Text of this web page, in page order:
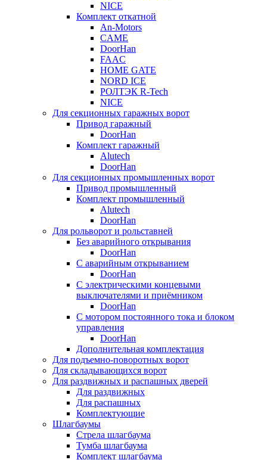
NICE
Комплект откатной
An-Motors
CAME
DoorHan
FAAC
HOME GATE
NORD ICE
РОЛТЭК R-Tech
NICE
Для секционных гаражных ворот
Привод гаражный
DoorHan
Комплект гаражный
Alutech
DoorHan
Для секционных промышленных ворот
Привод промышленный
Комплект промышленный
Alutech
DoorHan
Для рольворот и рольставней
Без аварийного открывания
DoorHan
С аварийным открыванием
DoorHan
С электрическими концевыми
выключателями и приёмником
DoorHan
С мотором постоянного тока и блоком
управления
DoorHan
Дополнительная комплектация
Для подъемно-поворотных ворот
Для складывающихся ворот
Для раздвижных и распашных дверей
Для раздвижных
Для распашных
Комплектующие
Шлагбаумы
Стрела шлагбаума
Тумба шлагбаума
Комплект шлагбаума